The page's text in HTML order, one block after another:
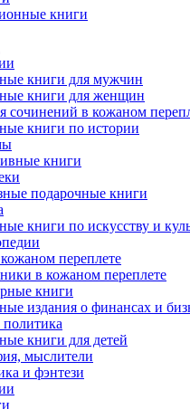
книги
книги для мужчин
книги для женщин
сочинений в кожаном
книги по истории
книги
подарочные книги
книги по искусству и
переплете
в кожаном переплете
книги
издания о финансах и
политика
книги для детей
мыслители
и фэнтези